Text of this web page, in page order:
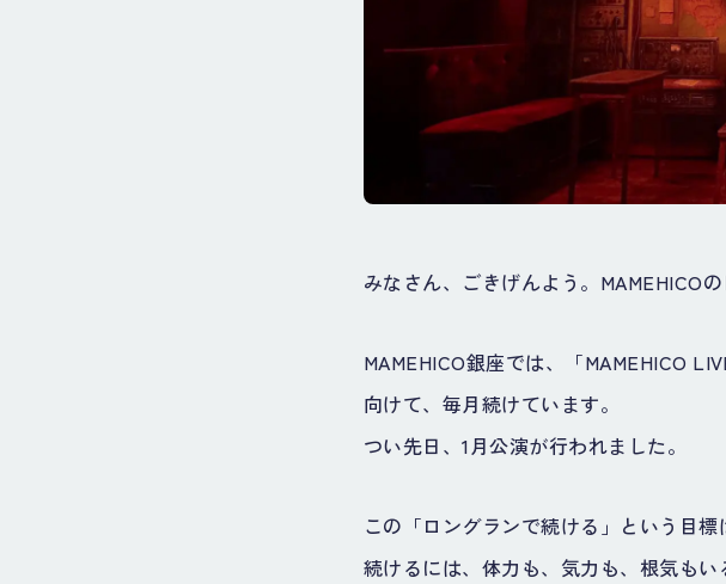
みなさん、ごきげんよう。MAMEHICOの
MAMEHICO銀座では、「MAMEHICO
向けて、毎月続けています。
つい先日、1月公演が行われました。
この「ロングランで続ける」という目
続けるには、体力も、気力も、根気もい